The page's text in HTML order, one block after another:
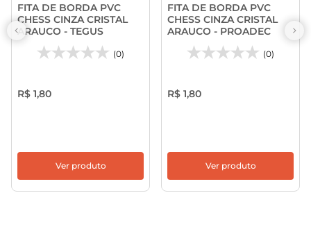
FITA DE BORDA PVC
CHESS CINZA CRISTAL
ARAUCO - TEGUS
(0)
R$ 1,80
Ver produto
FITA DE BORDA PVC
CHESS CINZA CRISTAL
ARAUCO - PROADEC
(0)
R$ 1,80
Ver produto